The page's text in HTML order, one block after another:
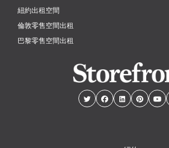
紐約出租空間
倫敦零售空間出租
巴黎零售空間出租